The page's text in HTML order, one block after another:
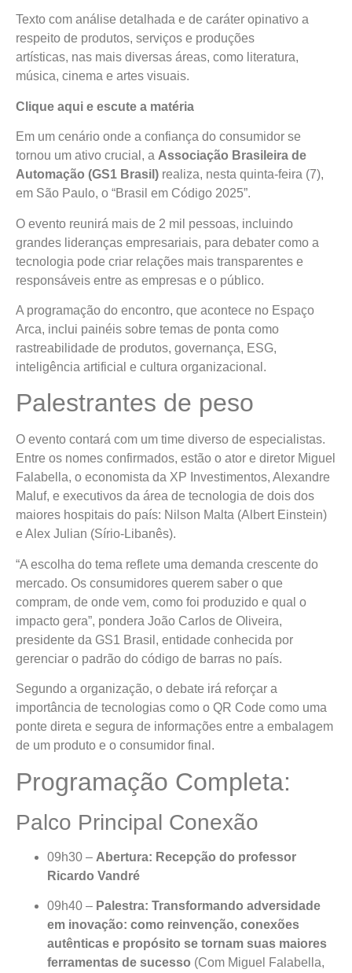
Texto com análise detalhada e de caráter opinativo a
respeito de produtos, serviços e produções
artísticas, nas mais diversas áreas, como literatura,
música, cinema e artes visuais.
Clique aqui e escute a matéria
Em um cenário onde a confiança do consumidor se
tornou um ativo crucial, a Associação Brasileira de
Automação (GS1 Brasil) realiza, nesta quinta-feira (7),
em São Paulo, o “Brasil em Código 2025”.
O evento reunirá mais de 2 mil pessoas, incluindo
grandes lideranças empresariais, para debater como a
tecnologia pode criar relações mais transparentes e
responsáveis entre as empresas e o público.
A programação do encontro, que acontece no Espaço
Arca, inclui painéis sobre temas de ponta como
rastreabilidade de produtos, governança, ESG,
inteligência artificial e cultura organizacional.
Palestrantes de peso
O evento contará com um time diverso de especialistas.
Entre os nomes confirmados, estão o ator e diretor Miguel
Falabella, o economista da XP Investimentos, Alexandre
Maluf, e executivos da área de tecnologia de dois dos
maiores hospitais do país: Nilson Malta (Albert Einstein)
e Alex Julian (Sírio-Libanês).
“A escolha do tema reflete uma demanda crescente do
mercado. Os consumidores querem saber o que
compram, de onde vem, como foi produzido e qual o
impacto gera”, pondera João Carlos de Oliveira,
presidente da GS1 Brasil, entidade conhecida por
gerenciar o padrão do código de barras no país.
Segundo a organização, o debate irá reforçar a
importância de tecnologias como o QR Code como uma
ponte direta e segura de informações entre a embalagem
de um produto e o consumidor final.
Programação Completa:
Palco Principal Conexão
09h30 – Abertura: Recepção do professor
Ricardo Vandré
09h40 – Palestra: Transformando adversidade
em inovação: como reinvenção, conexões
autênticas e propósito se tornam suas maiores
ferramentas de sucesso (Com Miguel Falabella,